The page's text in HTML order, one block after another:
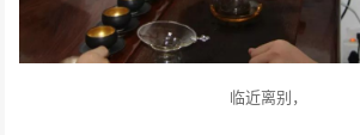
临近离别，